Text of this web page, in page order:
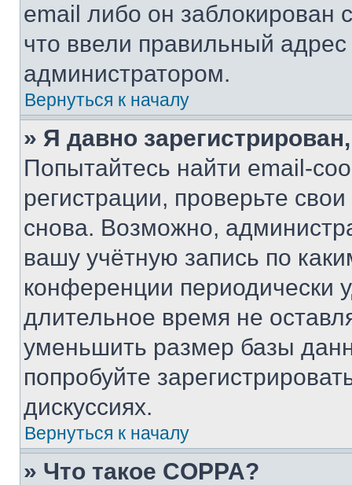
email либо он
что ввели правильный адрес
администратором.
Вернуться к началу
» Я давно
Попытайтесь найти email-
регистрации, проверьте
снова. Возможно,
вашу учётную запись по
конференции периодически
длительное время не
уменьшить размер базы
попробуйте
дискуссиях.
Вернуться к началу
» Что такое COPPA?